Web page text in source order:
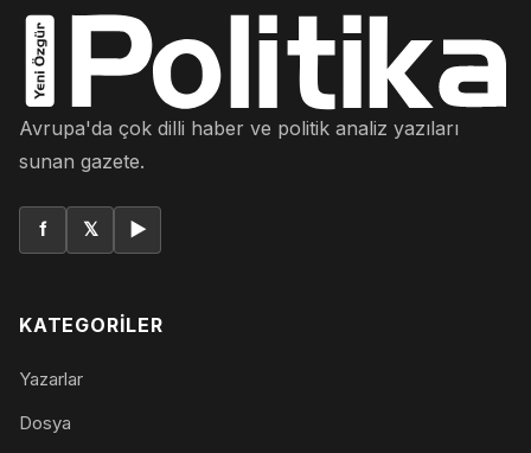
Avrupa'da çok dilli haber ve politik analiz yazıları
sunan gazete.
f 𝕏 ▶
KATEGORILER
Yazarlar
Dosya